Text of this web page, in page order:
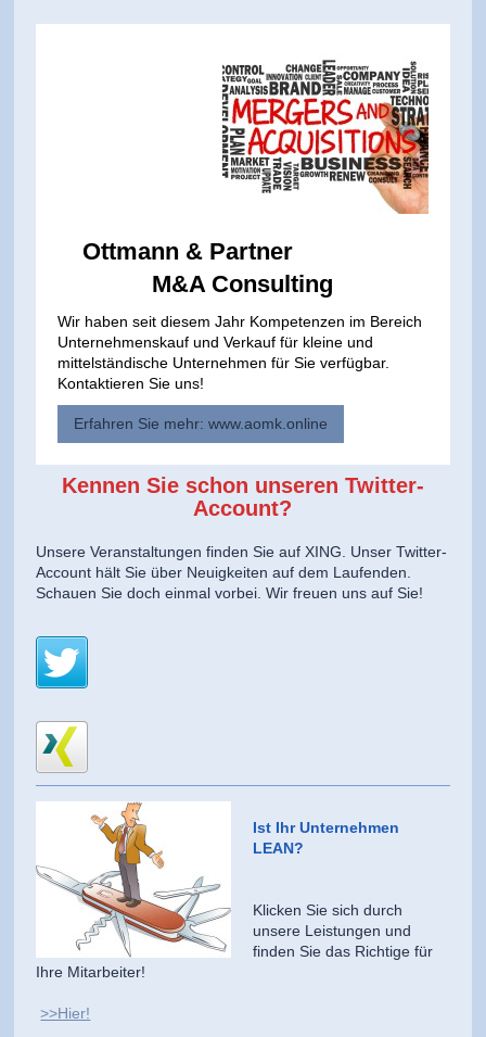
Ottmann & Partner
M&A Consulting
Wir haben seit diesem Jahr Kompetenzen im Bereich
Unternehmenskauf und Verkauf für kleine und
mittelständische Unternehmen für Sie verfügbar.
Kontaktieren Sie uns!
Erfahren Sie mehr: www.aomk.online
Kennen Sie schon unseren Twitter-
Account?
Unsere Veranstaltungen finden Sie auf XING. Unser Twitter-
Account hält Sie über Neuigkeiten auf dem Laufenden.
Schauen Sie doch einmal vorbei. Wir freuen uns auf Sie!
Ist Ihr Unternehmen
LEAN?
Klicken Sie sich durch
unsere Leistungen und
finden Sie das Richtige für
Ihre Mitarbeiter!
>>Hier!